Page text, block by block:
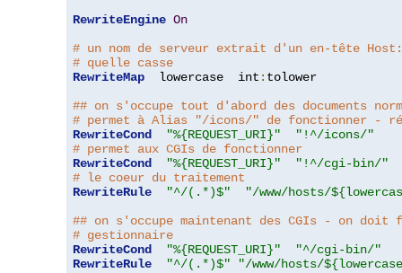
RewriteEngine On
# un nom de serveur extrait d'un en-tête
# quelle casse
RewriteMap
  lowercase  int
: tolower
## on s'occupe tout d'abord des documents
# permet à Alias "/icons/" de fonctionner -
RewriteCond
"%{REQUEST_URI}"
"!^/icons/"
# permet aux CGIs de fonctionner
RewriteCond
"%{REQUEST_URI}"
"!^/cgi-bin/"
# le coeur du traitement
RewriteRule
"^/(.*)$"
"/www/hosts/
## on s'occupe maintenant des CGIs - on
# gestionnaire
RewriteCond
"%{REQUEST_URI}"
"^/cgi-bin/"
RewriteRule
"^/(.*)$" "/www/hosts/